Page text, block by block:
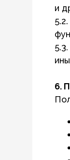
6.
7.
от
и
8.